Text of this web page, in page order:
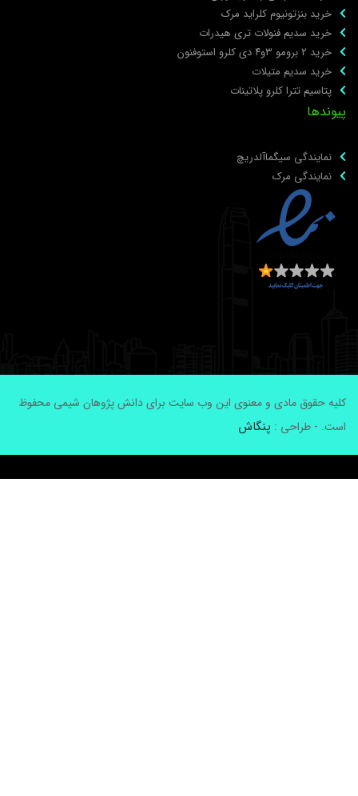
خرید بنزتونیوم کلراید مرک
خرید سدیم فنولات تری هیدرات
خرید ۲ برومو ۳و۴ دی‌ کلرو استوفنون
خرید سدیم متیلات
پتاسیم تترا کلرو پلاتینات
نمایندگی سیگماآلدریچ
نمایندگی مرک
حقوق مادی و معنوی این وب سایت برای دانش پژوهان شیمی محفوظ
- طراحی :پنگاش